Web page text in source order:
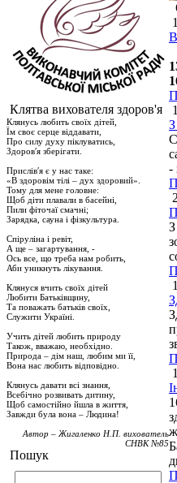
Клятва вихователя здоров'я
Клянусь любить своїх дітей,
Їм своє серце віддавати,
Про силу духу піклуватись,
Здоров′я зберігати.
Прислів′я є у нас таке:
«В здоровім тілі – дух здоровий».
Тому для мене головне:
Щоб діти плавали в басейні,
Пили фіточаї смачні;
Зарядка, сауна і фізкультура.
Спіруліна і ревіт,
А ще – загартування, -
Ось все, що треба нам робить,
Аби уникнуть лікування.
Клянуся вчить своїх дітей
Любити Батьківщину,
Та поважать батьків своїх,
Служити Україні.
Учить дітей любить природу
Також, вважаю, необхідно.
Природа – дім наш, любим ми її,
Вона нас любить відповідно.
Клянусь давати всі знання,
Всебічно розвивать дитину,
Щоб самостійно йшла в життя,
Завжди була вона – Людина!
Автор – Жигаленко Н.П. вихователь
СНВК №85
Пошук
-